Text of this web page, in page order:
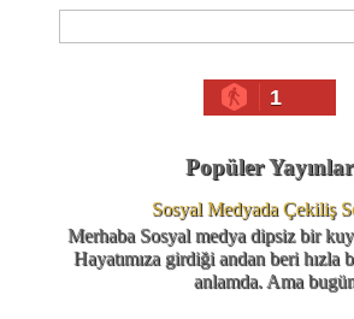
1
Popüler Yayınlar
Sosyal Medyada Çekiliş
Merhaba Sosyal medya dipsiz bir
Hayatımıza girdiği andan beri hızla
anlamda. Ama